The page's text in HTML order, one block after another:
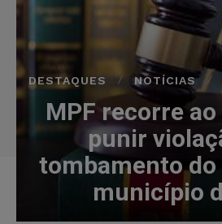
DESTAQUES NOTÍCIAS
MPF recorre ao
punir
tombamento do
município